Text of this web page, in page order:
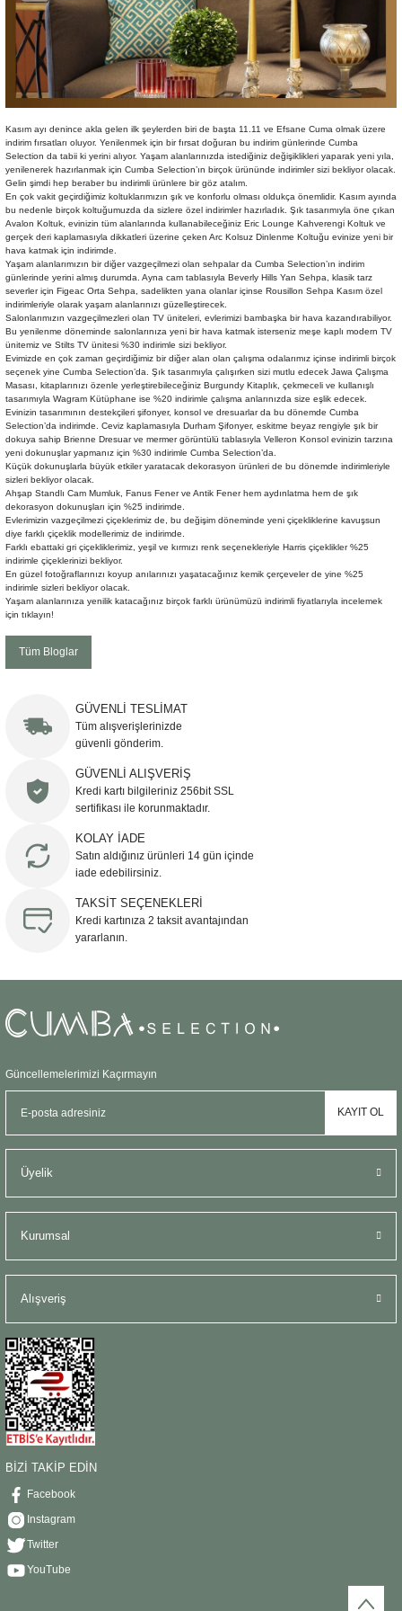
Sehpa
Tabure
TV Sehpası
Fener
Gazetelik
Küllük
Masa Saati
Mum
Mumluk
Saksı&Çiçeklik
Şamdan
Sepet
Şömine Aksesuarları
Sütun&Kaide
Sebil
Kasım ayı denince akla gelen ilk şeylerden biri de başta 11.11 ve Efsane Cuma olmak üzere
indirim fırsatları oluyor. Yenilenmek için bir fırsat doğuran bu indirim günlerinde Cumba
Selection da tabii ki yerini alıyor. Yaşam alanlarınızda istediğiniz değişiklikleri yaparak yeni yıla,
yenilenerek hazırlanmak için Cumba Selection’ın birçok ürününde indirimler sizi bekliyor olacak.
Gelin şimdi hep beraber bu indirimli ürünlere bir göz atalım.
En çok vakit geçirdiğimiz koltuklarımızın şık ve konforlu olması oldukça önemlidir. Kasım ayında
bu nedenle birçok koltuğumuzda da sizlere özel indirimler hazırladık. Şık tasarımıyla öne çıkan
Avalon Koltuk, evinizin tüm alanlarında kullanabileceğiniz Eric Lounge Kahverengi Koltuk ve
gerçek deri kaplamasıyla dikkatleri üzerine çeken Arc Kolsuz Dinlenme Koltuğu evinize yeni bir
hava katmak için indirimde.
Yaşam alanlarımızın bir diğer vazgeçilmezi olan sehpalar da Cumba Selection’ın indirim
günlerinde yerini almış durumda. Ayna cam tablasıyla Beverly Hills Yan Sehpa, klasik tarz
severler için Figeac Orta Sehpa, sadelikten yana olanlar içinse Rousillon Sehpa Kasım özel
indirimleriyle olarak yaşam alanlarınızı güzelleştirecek.
Salonlarımızın vazgeçilmezleri olan TV üniteleri, evlerimizi bambaşka bir hava kazandırabiliyor.
Bu yenilenme döneminde salonlarınıza yeni bir hava katmak isterseniz meşe kaplı modern TV
ünitemiz ve Stilts TV ünitesi %30 indirimle sizi bekliyor.
Evimizde en çok zaman geçirdiğimiz bir diğer alan olan çalışma odalarımız içinse indirimli birçok
seçenek yine Cumba Selection’da. Şık tasarımıyla çalışırken sizi mutlu edecek Jawa Çalışma
Masası, kitaplarınızı özenle yerleştirebileceğiniz Burgundy Kitaplık, çekmeceli ve kullanışlı
tasarımıyla Wagram Kütüphane ise %20 indirimle çalışma anlarınızda size eşlik edecek.
Evinizin tasarımının destekçileri şifonyer, konsol ve dresuarlar da bu dönemde Cumba
Selection’da indirimde. Ceviz kaplamasıyla Durham Şifonyer, eskitme beyaz rengiyle şık bir
dokuya sahip Brienne Dresuar ve mermer görüntülü tablasıyla Velleron Konsol evinizin tarzına
yeni dokunuşlar yapmanız için %30 indirimle Cumba Selection’da.
Küçük dokunuşlarla büyük etkiler yaratacak dekorasyon ürünleri de bu dönemde indirimleriyle
sizleri bekliyor olacak.
Ahşap Standlı Cam Mumluk, Fanus Fener ve Antik Fener hem aydınlatma hem de şık
dekorasyon dokunuşları için %25 indirimde.
Evlerimizin vazgeçilmezi çiçeklerimiz de, bu değişim döneminde yeni çiçekliklerine kavuşsun
diye farklı çiçeklik modellerimiz de indirimde.
Farklı ebattaki gri çiçekliklerimiz, yeşil ve kırmızı renk seçenekleriyle Harris çiçeklikler %25
indirimle çiçeklerinizi bekliyor.
En güzel fotoğraflarınızı koyup anılarınızı yaşatacağınız kemik çerçeveler de yine %25
indirimle sizleri bekliyor olacak.
Yaşam alanlarınıza yenilik katacağınız birçok farklı ürünümüzü indirimli fiyatlarıyla incelemek
için tıklayın!
Tüm Bloglar
GÜVENLİ TESLİMAT
Tüm alışverişlerinizde
güvenli gönderim.
GÜVENLİ ALIŞVERİŞ
Kredi kartı bilgileriniz 256bit SSL
sertifikası ile korunmaktadır.
KOLAY İADE
Satın aldığınız ürünleri 14 gün içinde
iade edebilirsiniz.
TAKSİT SEÇENEKLERİ
Kredi kartınıza 2 taksit avantajından
yararlanın.
Güncellemelerimizi Kaçırmayın
KAYIT OL
Üyelik
Kurumsal
Alışveriş
BİZİ TAKİP EDİN
Facebook
Instagram
Twitter
YouTube